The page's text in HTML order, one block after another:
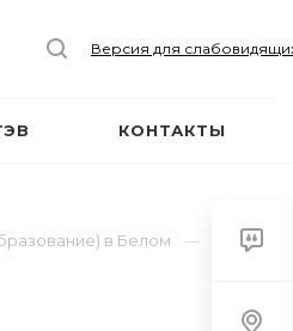
Версия для
КОНТАКТЫ
в Белом